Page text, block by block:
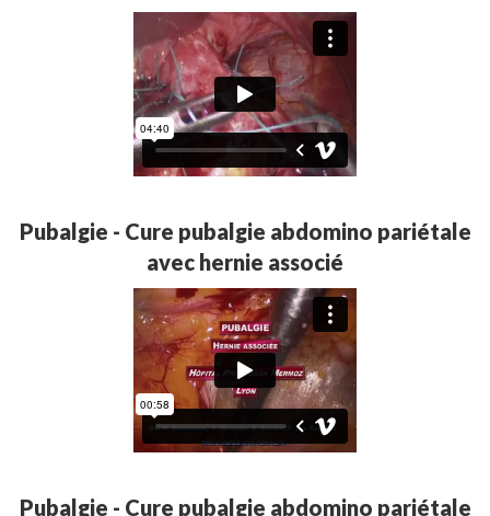
Pubalgie - Cure pubalgie abdomino pariétale
avec hernie associé
Pubalgie - Cure pubalgie abdomino pariétale